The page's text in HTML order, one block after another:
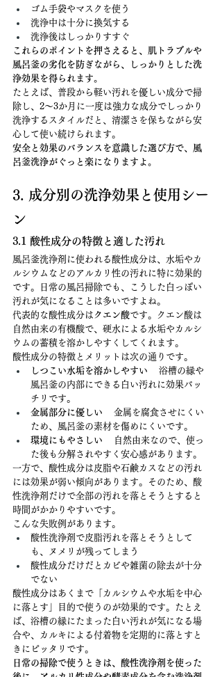
ゴム手袋やマスクを使う
洗浄中は十分に換気する
洗浄後はしっかりすすぐ
これらのポイントを押さえると、肌トラブルや
風呂釜の劣化を防ぎながら、しっかりとした洗
浄効果を得られます。
たとえば、普段から軽い汚れを優しい成分で掃
除し、2〜3か月に一度は強力な成分でしっかり
洗浄するスタイルだと、清潔さを保ちながら安
心して使い続けられます。
安全と効果のバランスを意識した選び方で、風
呂釜洗浄がぐっと楽になりますよ。
3. 成分別の洗浄効果と使用シー
ン
3.1 酸性成分の特徴と適した汚れ
風呂釜洗浄剤に使われる酸性成分は、水垢やカ
ルシウムなどのアルカリ性の汚れに特に効果的
です。日常の風呂掃除でも、こうした白っぽい
汚れが気になることは多いですよね。
代表的な酸性成分は クエン酸です。クエン酸は
自然由来の有機酸で、硬水による水垢やカルシ
ウムの蓄積を溶かしやすくしてくれます。
酸性成分の特徴とメリットは次の通りです。
しつこい水垢を溶かしやすい 浴槽の縁や
風呂釜の内部にできる白い汚れに効果バッ
チリです。
金属部分に優しい 金属を腐食させにくい
ため、風呂釜の素材を傷めにくいです。
環境にもやさしい 自然由来なので、使っ
た後も分解されやすく安心感があります。
一方で、酸性成分は皮脂や石鹸カスなどの汚れ
には効果が弱い傾向があります。そのため、酸
性洗浄剤だけで全部の汚れを落とそうとすると
時間がかかりやすいです。
こんな失敗例があります。
酸性洗浄剤で皮脂汚れを落とそうとして
も、ヌメリが残ってしまう
酸性成分だけだとカビや雑菌の除去が十分
でない
酸性成分はあくまで「カルシウムや水垢を中心
に落とす」目的で使うのが効果的です。たとえ
ば、浴槽の縁にたまった白い汚れが気になる場
合や、カルキによる付着物を定期的に落とすと
きにピッタリです。
日常の掃除で使うときは、酸性洗浄剤を使った